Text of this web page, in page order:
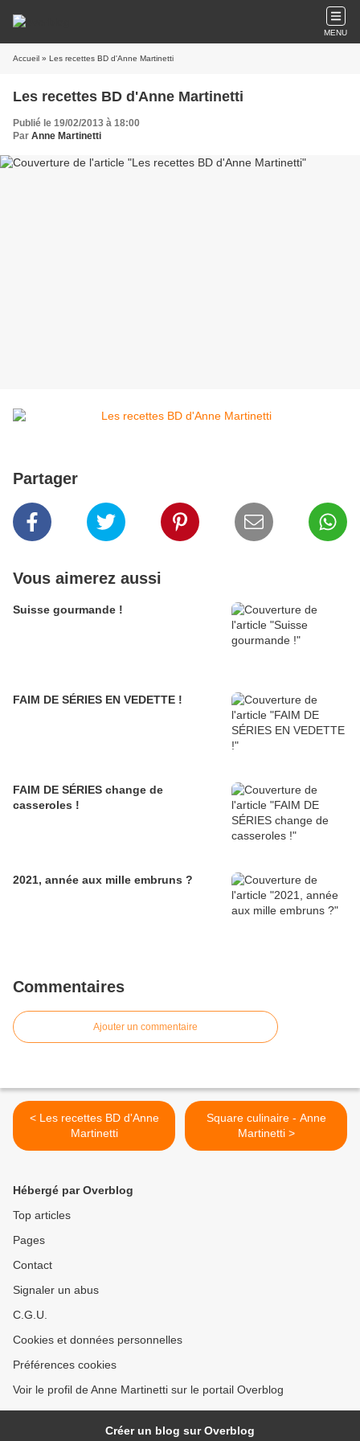
MENU
Accueil » Les recettes BD d'Anne Martinetti
Les recettes BD d'Anne Martinetti
Publié le 19/02/2013 à 18:00
Par Anne Martinetti
Partager
Vous aimerez aussi
Suisse gourmande !
FAIM DE SÉRIES EN VEDETTE !
FAIM DE SÉRIES change de
casseroles !
2021, année aux mille embruns ?
Commentaires
Ajouter un commentaire
< Les recettes BD d'Anne
Martinetti
Square culinaire - Anne
Martinetti >
Hébergé par Overblog
Top articles
Pages
Contact
Signaler un abus
C.G.U.
Cookies et données personnelles
Préférences cookies
Voir le profil de Anne Martinetti sur le portail Overblog
Créer un blog sur Overblog